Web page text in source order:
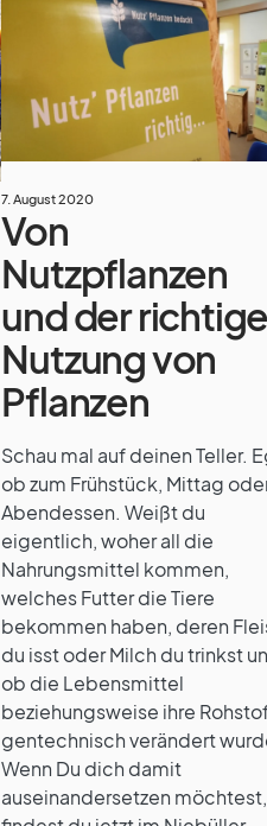
7. August 2020
Von
Nutzpflanzen
und der
Nutzung von
Pflanzen
Schau mal auf deinen Teller.
ob zum Frühstück, Mittag
Abendessen. Weißt du
eigentlich, woher all die
Nahrungsmittel kommen,
welches Futter die Tiere
bekommen haben, deren
du isst oder Milch du trinkst
ob die Lebensmittel
beziehungsweise ihre
gentechnisch verändert
Wenn Du dich damit
auseinandersetzen möchtest,